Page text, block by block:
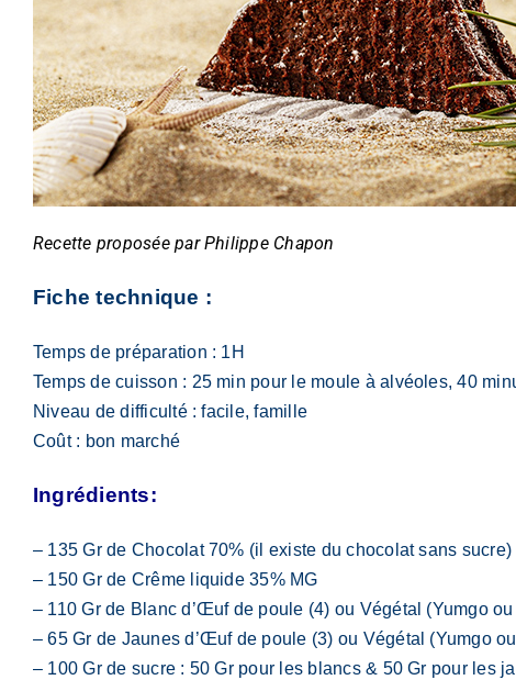
Recette proposée par Philippe Chapon
Fiche technique :
Temps de préparation : 1H
Temps de cuisson : 25 min pour le moule à alvéoles, 40
Niveau de difficulté : facile, famille
Coût : bon marché
Ingrédients:
– 135 Gr de Chocolat 70% (il existe du chocolat sans sucre)
– 150 Gr de Crême liquide 35% MG
– 110 Gr de Blanc d’Œuf de poule (4) ou Végétal (Yumgo
– 65 Gr de Jaunes d’Œuf de poule (3) ou Végétal (Yumgo
– 100 Gr de sucre : 50 Gr pour les blancs & 50 Gr pour les